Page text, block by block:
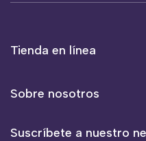
Tienda en línea
Sobre nosotros
Suscríbete a nuestro